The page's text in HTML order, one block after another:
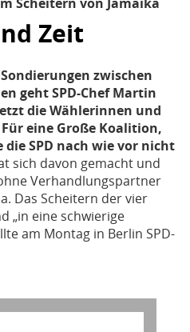
Zeit
zwischen
geht SPD-Chef Martin
die Wählerinnen und
eine Große Koalition,
SPD nach wie vor nicht
sich davon gemacht und
Verhandlungspartner
Das Scheitern der vier
„in eine schwierige
am Montag in Berlin SPD-